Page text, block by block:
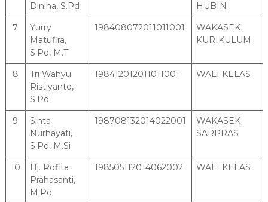
n
Dinina, S.Pd
HUBIN
7
Yurry
Matufira,
S.Pd, M.T
198408072011011001
WAKASEK
KURIKULUM
8
Tri Wahyu
Ristiyanto,
S.Pd
198412012011011001 WALI KELAS
9
Sinta
Nurhayati,
S.Pd, M.Si
198708132014022001
WAKASEK
SARPRAS
10
Hj. Rofita
Prahasanti,
M.Pd
198505112014062002 WALI KELAS